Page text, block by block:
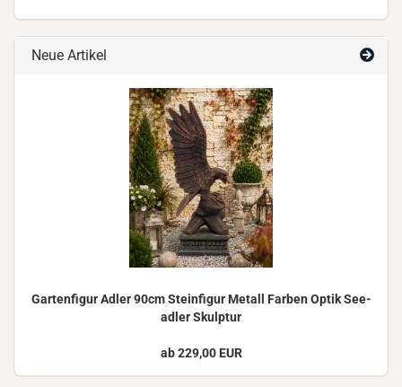
Neue Artikel
Gar­ten­fi­gur Adler 90cm Stein­fi­gur Me­tall Far­ben Optik See­
ad­ler Skulp­tur
ab 229,00 EUR